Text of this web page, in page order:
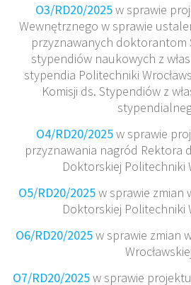
O3/RD20/2025w sprawie
Wewnętrznego w sprawie
przyznawanych doktorantom
stypendiów naukowych z
stypendia Politechniki
Komisji ds. Stypendiów z
O4/RD20/2025w sprawie
przyznawania nagród Rektora
Doktorskiej Politechniki
O5/RD20/2025w sprawie zmian
Doktorskiej Politechniki
O6/RD20/2025w sprawie zmian
Wrocławskiej
O7/RD20/2025w sprawie